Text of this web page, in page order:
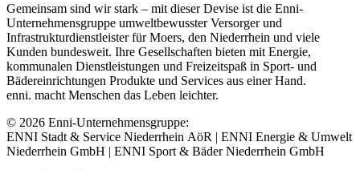
Gemeinsam sind wir stark – mit dieser Devise ist die Enni-
Unternehmensgruppe umweltbewusster Versorger und
Infrastrukturdienstleister für Moers, den Niederrhein und viele
Kunden bundesweit. Ihre Gesellschaften bieten mit Energie,
kommunalen Dienstleistungen und Freizeitspaß in Sport- und
Bädereinrichtungen Produkte und Services aus einer Hand.
enni. macht Menschen das Leben leichter.
© 2026 Enni-Unternehmensgruppe:
ENNI Stadt & Service Niederrhein AöR | ENNI Energie & Umwelt
Niederrhein GmbH | ENNI Sport & Bäder Niederrhein GmbH